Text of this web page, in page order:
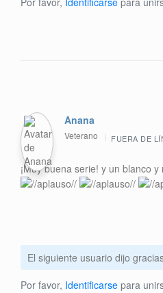
Anana
Veterano FUERA DE
¡Muy buena serie! y un blanco
El siguiente usuario dijo
Por favor, Identificarse para